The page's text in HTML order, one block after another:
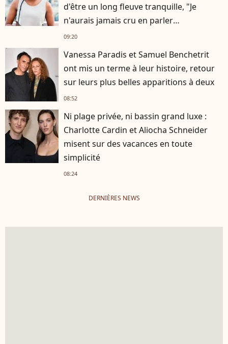
d'être un long fleuve tranquille, "Je
n'aurais jamais cru en parler
publiquement"
09:20
Vanessa Paradis et Samuel Benchetrit
ont mis un terme à leur histoire, retour
sur leurs plus belles apparitions à deux
08:52
Ni plage privée, ni bassin grand luxe :
Charlotte Cardin et Aliocha Schneider
misent sur des vacances en toute
simplicité
08:24
DERNIÈRES NEWS